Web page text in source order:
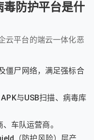
毒防护平台是什
云平台的端云一体化恶
僵尸网络，满足强标合
与USB扫描、病毒库
车队运营商。